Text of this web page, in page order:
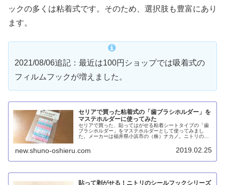
ックの多くは粘着式です。そのため、選択肢も豊富にあり
ます。
2021/08/06追記：最近は100円ショップでは吸着式の
フィルムフックが増えました。
セリアで買った粘着式の「歯ブラシホルダー」を
マステホルダーに使ってみた
セリアで買った、貼ってはがせる粘着シートタイプの「歯
ブラシホルダー」をマステホルダーとして使ってみまし
た。メーカーは福井県小浜市の（株）ナカノ。ニトリのシ
トリよりも安くてコスパが良いと思います。
new.shuno-oshieru.com 2019.02.25
貼って剥がせる！ニトリのシールフックシリーズ